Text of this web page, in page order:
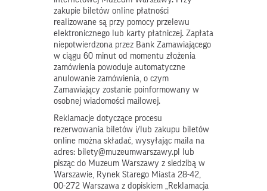
zakupie biletów online płatności
realizowane są przy pomocy przelewu
elektronicznego lub karty płatniczej. Zapłata
niepotwierdzona przez Bank Zamawiającego
w ciągu 60 minut od momentu złożenia
zamówienia powoduje automatyczne
anulowanie zamówienia, o czym
Zamawiający zostanie poinformowany w
osobnej wiadomości mailowej.
Reklamacje dotyczące procesu
rezerwowania biletów i/lub zakupu biletów
online można składać, wysyłając maila na
adres: bilety@muzeumwarszawy.pl lub
pisząc do Muzeum Warszawy z siedzibą w
Warszawie, Rynek Starego Miasta 28-42,
00-272 Warszawa z dopiskiem „Reklamacja